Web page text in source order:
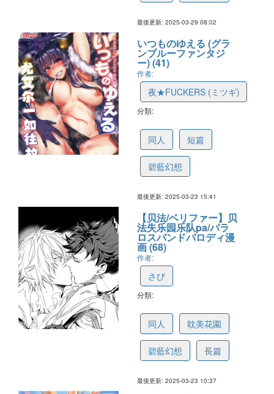
最後更新: 2025-03-29 08:02
いつものゆえる (グラ
ンブルーファンタジ
ー) (41)
作者:
夜★FUCKERS (ミツギ)
分類:
同人 短篇
碧藍幻想
最後更新: 2025-03-23 15:41
【贝法/ベリファー】贝
法失乐园乐队pa/パラ
ロスバンドパロディ漫
画 (68)
作者:
さび
分類:
同人 耽美花園
碧藍幻想 長篇
最後更新: 2025-03-23 10:37